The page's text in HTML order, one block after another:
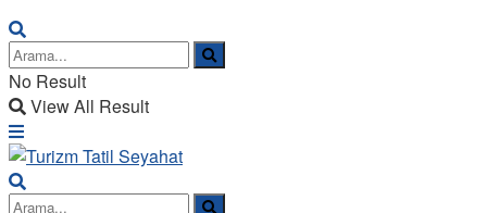
No Result
View All Result